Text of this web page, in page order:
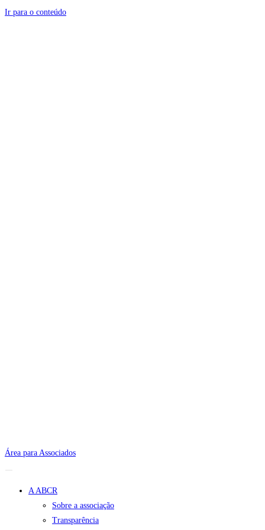
Ir para o conteúdo
Área para Associados
A ABCR
Sobre a associação
Transparência